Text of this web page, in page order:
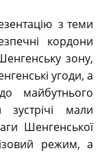
з теми
кордони
зону,
угоди, а
майбутнього
зустрічі мали
Шенгенської
режим, а